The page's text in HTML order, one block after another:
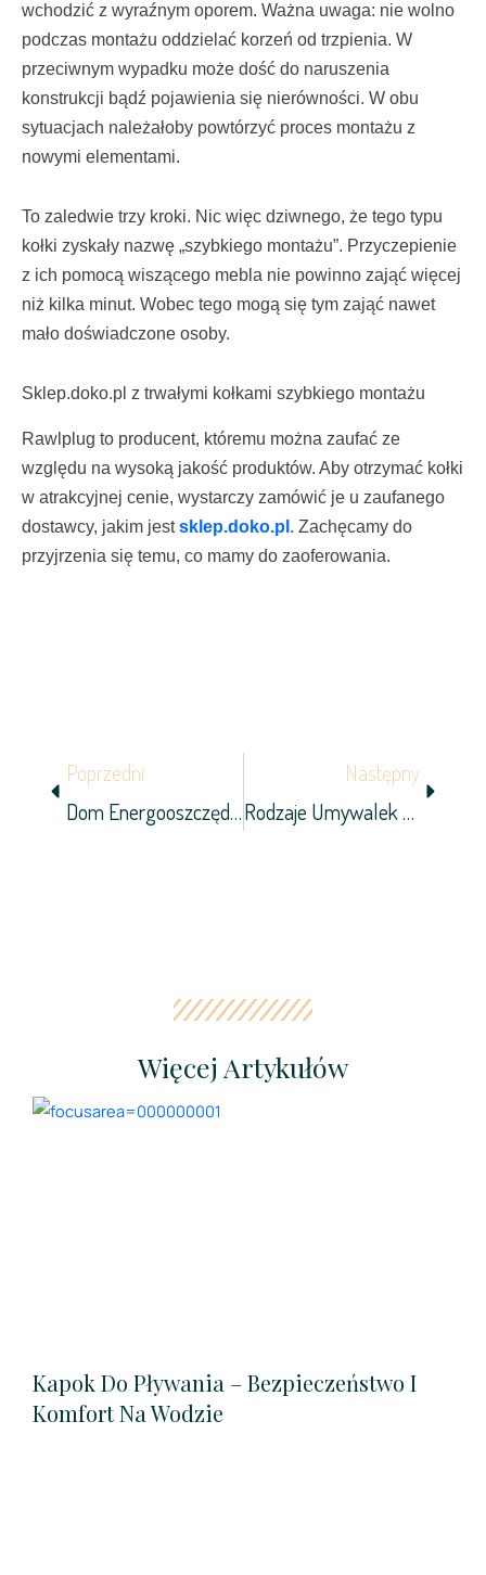
wchodzić z wyraźnym oporem. Ważna uwaga: nie wolno
podczas montażu oddzielać korzeń od trzpienia. W
przeciwnym wypadku może dość do naruszenia
konstrukcji bądź pojawienia się nierówności. W obu
sytuacjach należałoby powtórzyć proces montażu z
nowymi elementami.
To zaledwie trzy kroki. Nic więc dziwnego, że tego typu
kołki zyskały nazwę „szybkiego montażu”. Przyczepienie
z ich pomocą wiszącego mebla nie powinno zająć więcej
niż kilka minut. Wobec tego mogą się tym zająć nawet
mało doświadczone osoby.
Sklep.doko.pl z trwałymi kołkami szybkiego montażu
Rawlplug to producent, któremu można zaufać ze
względu na wysoką jakość produktów. Aby otrzymać kołki
w atrakcyjnej cenie, wystarczy zamówić je u zaufanego
dostawcy, jakim jestsklep.doko.pl . Zachęcamy do
przyjrzenia się temu, co mamy do zaoferowania.
Poprzedni
Dom Energooszczędny, Czyli Jaki?
Następny
Rodzaje Umywalek – Jaką Wybrać?
Więcej Artykułów
Kapok Do Pływania – Bezpieczeństwo I
Komfort Na Wodzie